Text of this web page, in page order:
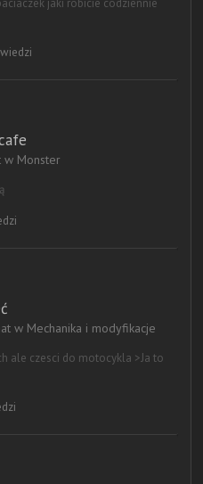
jaki robicie codziennie
w Monster
w Mechanika i modyfikacje
ale czesci do motocykla >Ja to